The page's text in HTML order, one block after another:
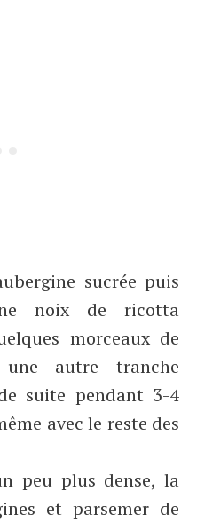
sucrée puis
noix de ricotta
morceaux de
autre tranche
suite pendant 3-4
avec le reste des
peu plus dense, la
et parsemer de